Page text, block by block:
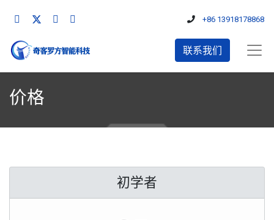
+86 13918178868
联系我们
价格
初学者